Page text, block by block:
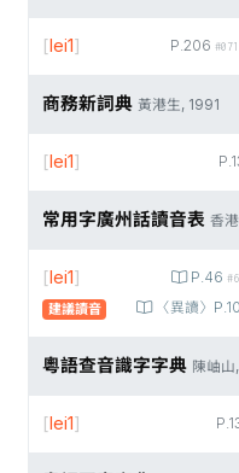
P.206
[lei1]
商務新詞典 黃港生, 1991
[lei1]
常用字廣州話讀音表 香
P.46
〈異讀〉
[lei1]
建議讀音
粵語查音識字字典 陳岫
[lei1]